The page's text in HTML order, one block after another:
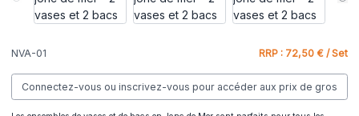
NVA-01 RRP : 72,50 € / Set
Connectez-vous ou inscrivez-vous pour accéder aux prix de gros